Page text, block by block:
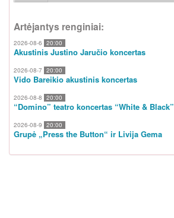
Artėjantys renginiai:
2026-08-6 20:00
Akustinis Justino Jaručio koncertas
2026-08-7 20:00
Vido Bareikio akustinis koncertas
2026-08-8 20:00
“Domino” teatro koncertas “White & Black”
2026-08-9 20:00
Grupė „Press the Button“ ir Livija Gema